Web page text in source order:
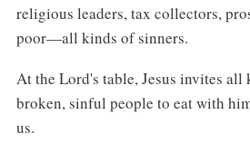
religious leaders, tax collectors,
poor—all kinds of sinners.
At the Lord's table, Jesus invites all
broken, sinful people to eat with
us.